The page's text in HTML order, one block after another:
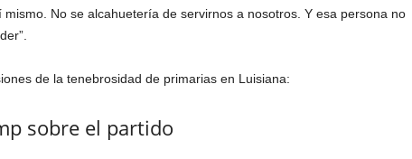
No se alcahuetería de servirnos a nosotros. Y esa persona no
de la tenebrosidad de primarias en Luisiana:
sobre el partido